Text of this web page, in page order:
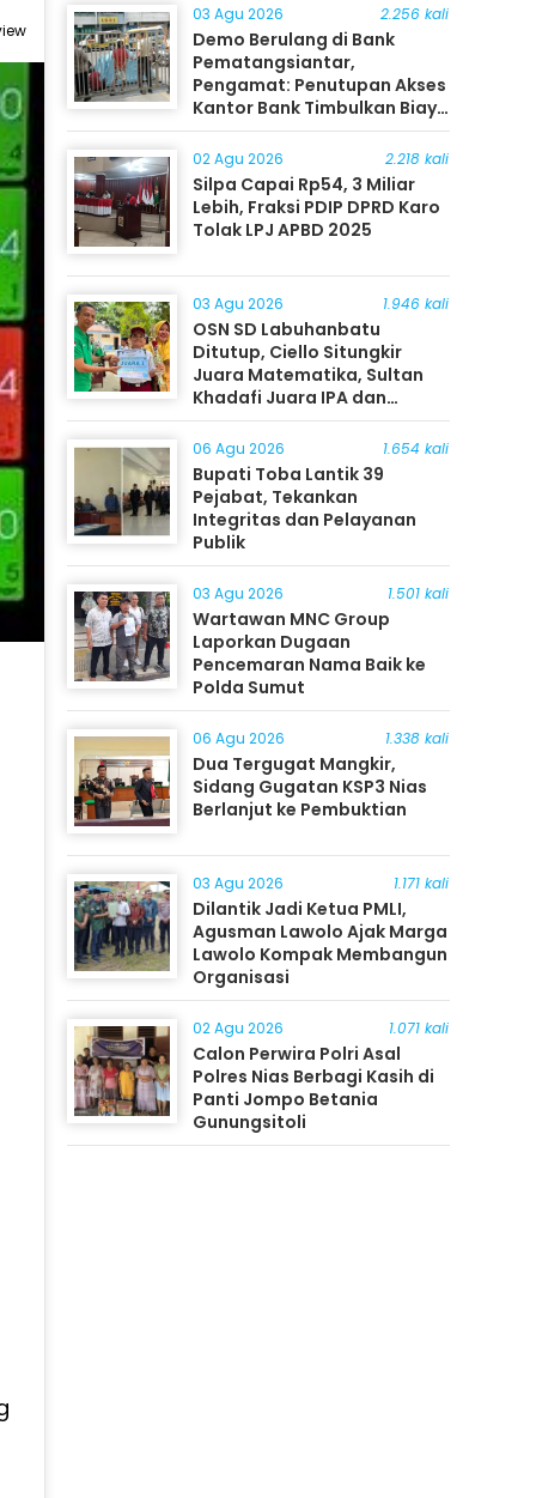
03 Agu 2026 2.256 kali
Demo Berulang di Bank
Pematangsiantar,
Pengamat: Penutupan Akses
Kantor Bank Timbulkan Biaya
Ekonomi bagi Masyarakat
02 Agu 2026 2.218 kali
Silpa Capai Rp54, 3 Miliar
Lebih, Fraksi PDIP DPRD Karo
Tolak LPJ APBD 2025
03 Agu 2026 1.946 kali
OSN SD Labuhanbatu
Ditutup, Ciello Situngkir
Juara Matematika, Sultan
Khadafi Juara IPA dan
Timothy Rangkuti Juara IPS
06 Agu 2026 1.654 kali
Bupati Toba Lantik 39
Pejabat, Tekankan
Integritas dan Pelayanan
Publik
03 Agu 2026 1.501 kali
Wartawan MNC Group
Laporkan Dugaan
Pencemaran Nama Baik ke
Polda Sumut
06 Agu 2026 1.338 kali
Dua Tergugat Mangkir,
Sidang Gugatan KSP3 Nias
Berlanjut ke Pembuktian
03 Agu 2026 1.171 kali
Dilantik Jadi Ketua PMLI,
Agusman Lawolo Ajak Marga
Lawolo Kompak Membangun
Organisasi
02 Agu 2026 1.071 kali
Calon Perwira Polri Asal
Polres Nias Berbagi Kasih di
Panti Jompo Betania
Gunungsitoli